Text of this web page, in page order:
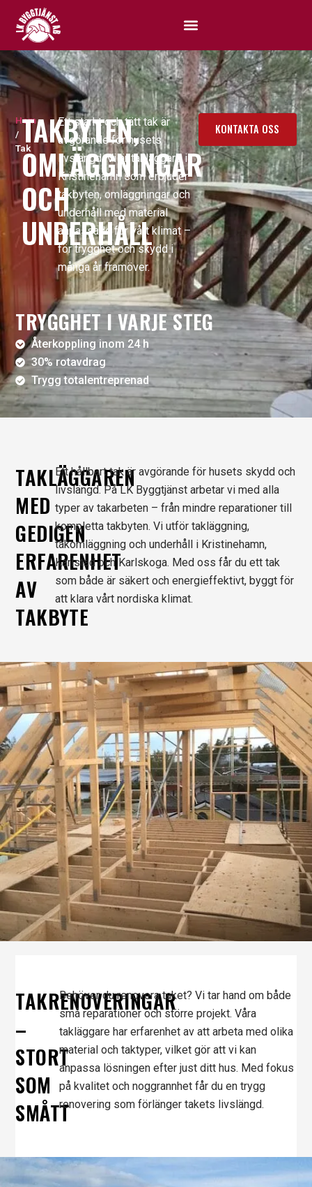
Hem
/
Tak
TAKBYTEN,
OMLÄGGNINGAR
OCH
UNDERHÅLL
Ett starkt och tätt tak är
avgörande för husets
livslängd. Vi är takläggare i
Kristinehamn som erbjuder
takbyten, omläggningar och
underhåll med material
anpassade för vårt klimat –
för trygghet och skydd i
många år framöver.
KONTAKTA OSS
TRYGGHET I VARJE STEG
Återkoppling inom 24 h
30% rotavdrag
Trygg totalentreprenad
TAKLÄGGAREN
MED
GEDIGEN
ERFARENHET
AV
TAKBYTE
Ett hållbart tak är avgörande för husets skydd och
livslängd. På LK Byggtjänst arbetar vi med alla
typer av takarbeten – från mindre reparationer till
kompletta takbyten. Vi utför takläggning,
takomläggning och underhåll i Kristinehamn,
Karlstad och Karlskoga. Med oss får du ett tak
som både är säkert och energieffektivt, byggt för
att klara vårt nordiska klimat.
TAKRENOVERINGAR
–
STORT
SOM
SMÅTT
Behöver du renovera taket? Vi tar hand om både
små reparationer och större projekt. Våra
takläggare har erfarenhet av att arbeta med olika
material och taktyper, vilket gör att vi kan
anpassa lösningen efter just ditt hus. Med fokus
på kvalitet och noggrannhet får du en trygg
renovering som förlänger takets livslängd.